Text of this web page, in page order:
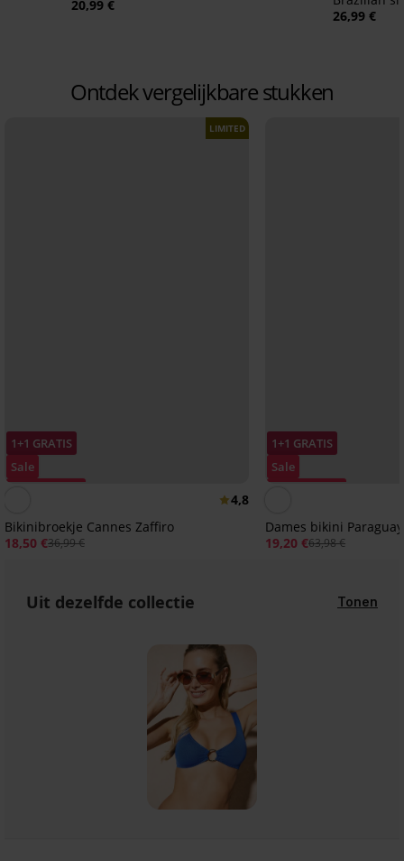
20,99 €
26,99 €
Ontdek vergelijkbare stukken
1+1 GRATIS
Sale
LIMITED
4,8
Bikinibroekje Cannes Zaffiro
18,50 €36,99 €
1+1 GRATIS
Sale
Dames bikini Paraguay
19,20 €63,98 €
Uit dezelfde collectie Tonen